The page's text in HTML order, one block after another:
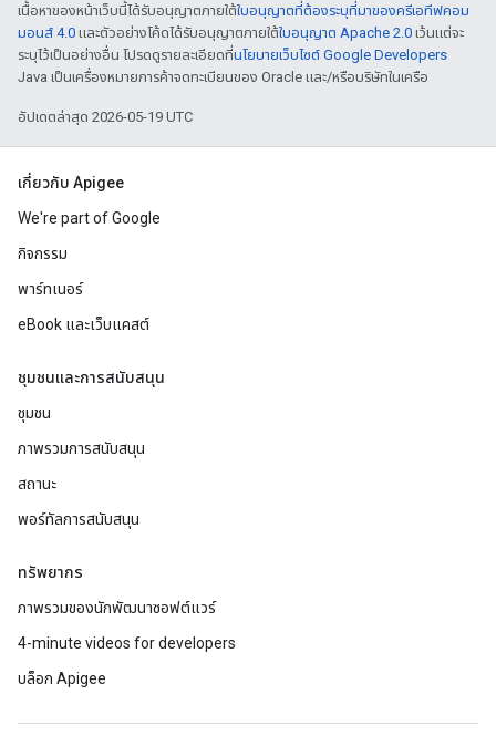
เนื้อหาของหน้าเว็บนี้ได้รับอนุญาตภายใต้ใบอนุญาตที่ต้องระบุที่มาของครีเอทีฟคอม
มอนส์ 4.0 และตัวอย่างโค้ดได้รับอนุญาตภายใต้ใบอนุญาต Apache 2.0 เว้นแต่จะ
ระบุไว้เป็นอย่างอื่น โปรดดูรายละเอียดที่นโยบายเว็บไซต์ Google Developers
Java เป็นเครื่องหมายการค้าจดทะเบียนของ Oracle และ/หรือบริษัทในเครือ
อัปเดตล่าสุด 2026-05-19 UTC
เกี่ยวกับ Apigee
We're part of Google
กิจกรรม
พาร์ทเนอร์
eBook และเว็บแคสต์
ชุมชนและการสนับสนุน
ชุมชน
ภาพรวมการสนับสนุน
สถานะ
พอร์ทัลการสนับสนุน
ทรัพยากร
ภาพรวมของนักพัฒนาซอฟต์แวร์
4-minute videos for developers
บล็อก Apigee